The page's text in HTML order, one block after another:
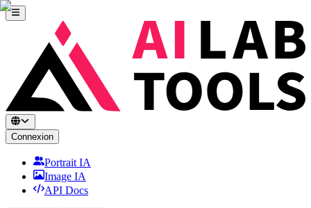
Connexion
Portrait IA
Image IA
API Docs